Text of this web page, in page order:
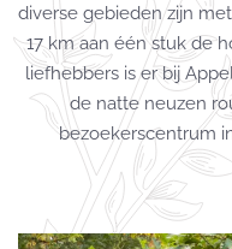
diverse gebieden zijn
17 km aan één stuk de
liefhebbers is er bij
de natte neuzen
bezoekerscentrum